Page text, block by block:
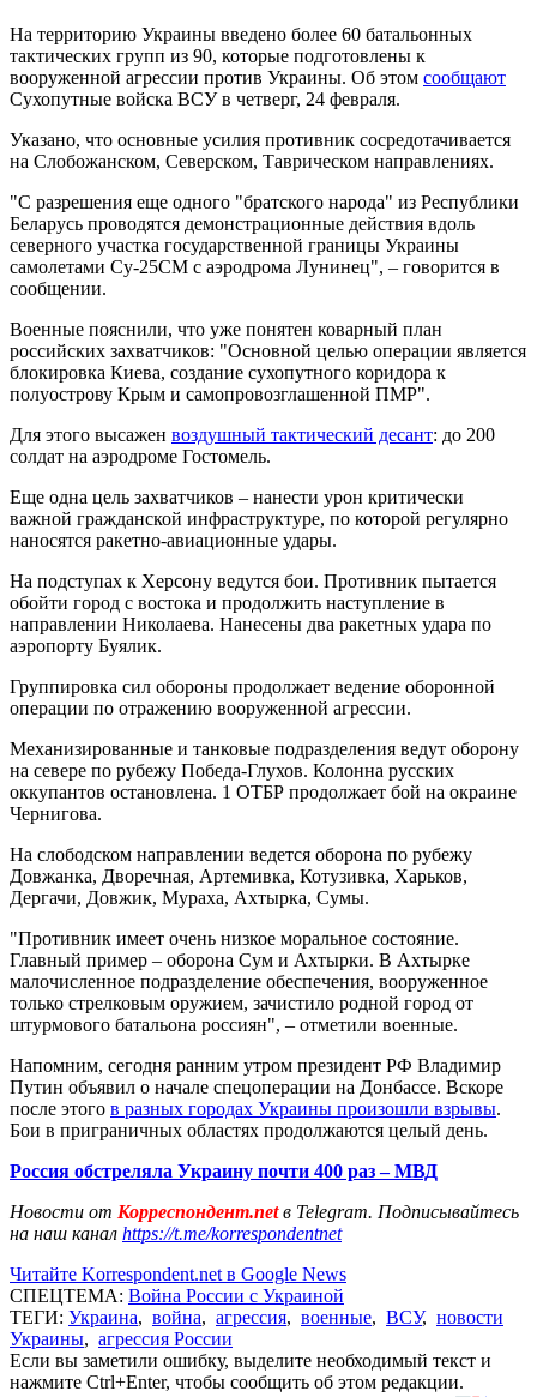
На территорию Украины введено более 60 батальонных
тактических групп из 90, которые подготовлены к
вооруженной агрессии против Украины. Об этом сообщают
Сухопутные войска ВСУ в четверг, 24 февраля.
Указано, что основные усилия противник сосредотачивается
на Слобожанском, Северском, Таврическом направлениях.
"С разрешения еще одного "братского народа" из Республики
Беларусь проводятся демонстрационные действия вдоль
северного участка государственной границы Украины
самолетами Су-25СМ с аэродрома Лунинец", – говорится в
сообщении.
Военные пояснили, что уже понятен коварный план
российских захватчиков: "Основной целью операции является
блокировка Киева, создание сухопутного коридора к
полуострову Крым и самопровозглашенной ПМР".
Для этого высажен воздушный тактический десант: до 200
солдат на аэродроме Гостомель.
Еще одна цель захватчиков – нанести урон критически
важной гражданской инфраструктуре, по которой регулярно
наносятся ракетно-авиационные удары.
На подступах к Херсону ведутся бои. Противник пытается
обойти город с востока и продолжить наступление в
направлении Николаева. Нанесены два ракетных удара по
аэропорту Буялик.
Группировка сил обороны продолжает ведение оборонной
операции по отражению вооруженной агрессии.
Механизированные и танковые подразделения ведут оборону
на севере по рубежу Победа-Глухов. Колонна русских
оккупантов остановлена. 1 ОТБР продолжает бой на окраине
Чернигова.
На слободском направлении ведется оборона по рубежу
Довжанка, Дворечная, Артемивка, Котузивка, Харьков,
Дергачи, Довжик, Мураха, Ахтырка, Сумы.
"Противник имеет очень низкое моральное состояние.
Главный пример – оборона Сум и Ахтырки. В Ахтырке
малочисленное подразделение обеспечения, вооруженное
только стрелковым оружием, зачистило родной город от
штурмового батальона россиян", – отметили военные.
Напомним, сегодня ранним утром президент РФ Владимир
Путин объявил о начале спецоперации на Донбассе. Вскоре
после этого в разных городах Украины произошли взрывы.
Бои в приграничных областях продолжаются целый день.
Россия обстреляла Украину почти 400 раз – МВД
Новости от Корреспондент.netв Telegram. Подписывайтесь
на наш канал https://t.me/korrespondentnet
Читайте Korrespondent.net в Google News
СПЕЦТЕМА: Война России с Украиной
ТЕГИ: Украина, война, агрессия, военные, ВСУ, новости
Украины, агрессия России
Если вы заметили ошибку, выделите необходимый текст и
нажмите Ctrl+Enter, чтобы сообщить об этом редакции.